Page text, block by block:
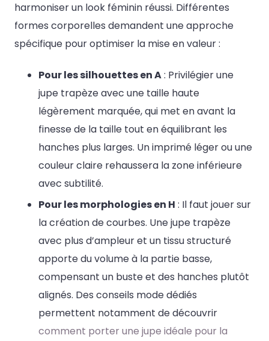
harmoniser un look féminin réussi. Différentes
formes corporelles demandent une approche
spécifique pour optimiser la mise en valeur :
Pour les silhouettes en A: Privilégier une
jupe trapèze avec une taille haute
légèrement marquée, qui met en avant la
finesse de la taille tout en équilibrant les
hanches plus larges. Un imprimé léger ou une
couleur claire rehaussera la zone inférieure
avec subtilité.
Pour les morphologies en H : Il faut jouer sur
la création de courbes. Une jupe trapèze
avec plus d’ampleur et un tissu structuré
apporte du volume à la partie basse,
compensant un buste et des hanches plutôt
alignés. Des conseils mode dédiés
permettent notamment de découvrir
comment porter une jupe idéale pour la